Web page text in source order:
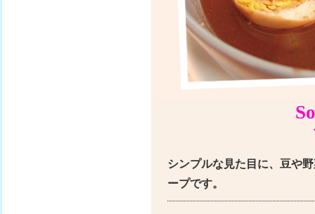
シンプルな見た目に、豆や
ープです。